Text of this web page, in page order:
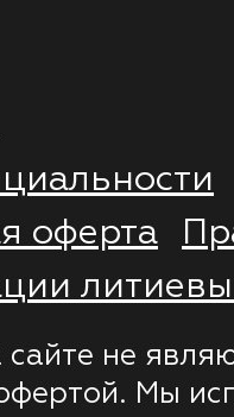
оферта
сайте не
Мы